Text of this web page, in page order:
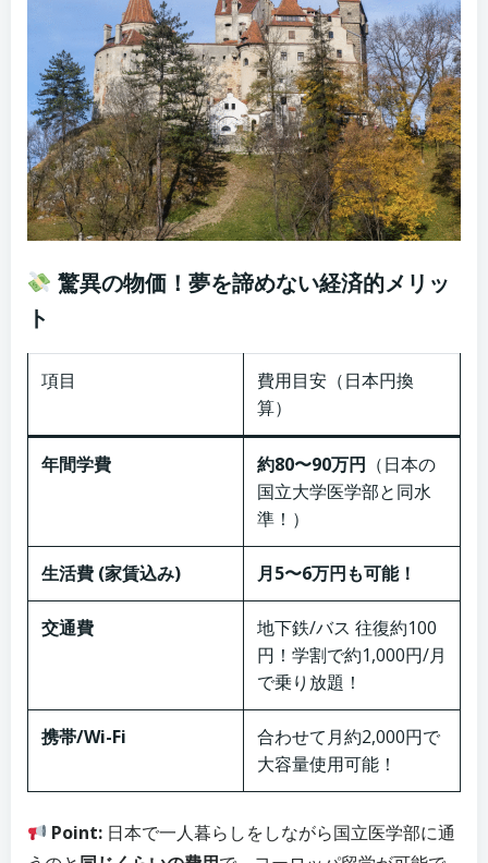
驚異の物価！夢を諦めない経済的メリッ
ト
項目
費用目安（日本円換
算）
年間学費 約80〜90万円 （日本の
国立大学医学部と同水
準！）
生活費 (家賃込み) 月5〜6万円も可能！
交通費
地下鉄/バス 往復約100
円！学割で約1,000円/月
で乗り放題！
携帯/Wi-Fi
合わせて月約2,000円で
大容量使用可能！
Point: 日本で一人暮らしをしながら国立医学部に通